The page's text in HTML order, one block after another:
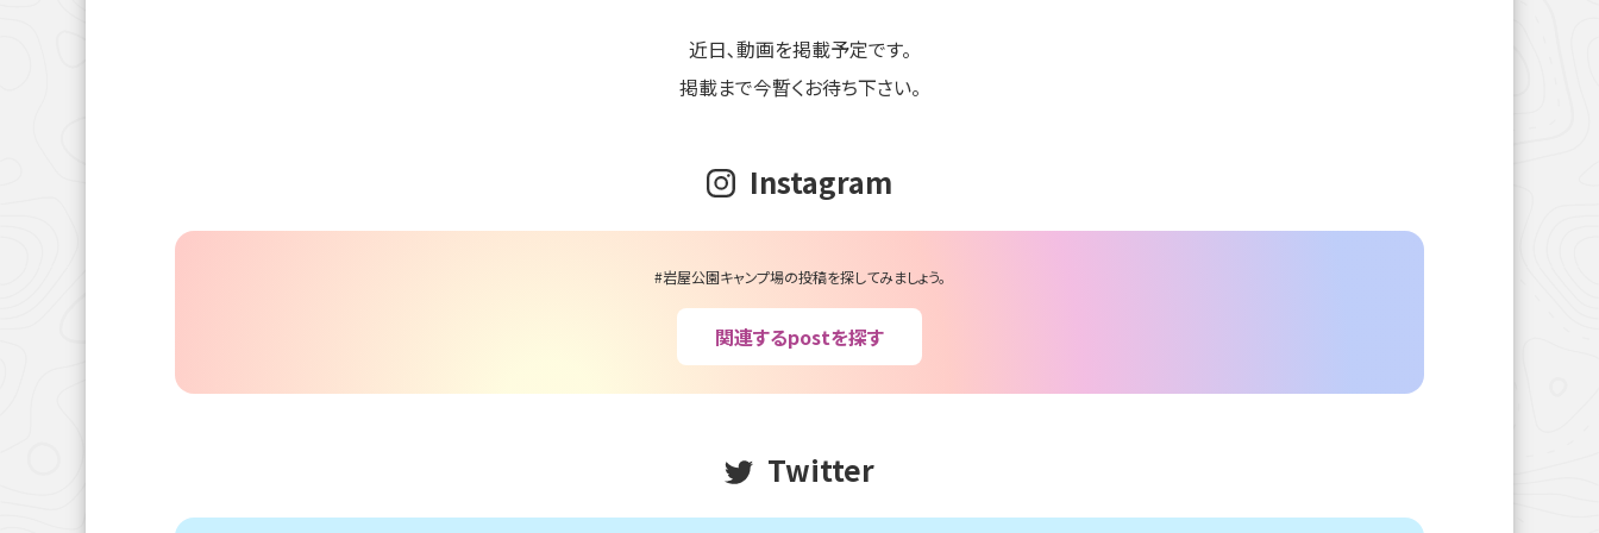
近日､動画を掲載予定です。
掲載まで今暫くお待ち下さい。
Instagram
#岩屋公園キャンプ場の投稿を探してみましょう。
関連するpostを探す
Twitter